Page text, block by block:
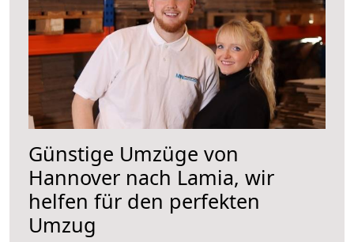
Günstige Umzüge von
Hannover nach Lamia, wir
helfen für den perfekten
Umzug